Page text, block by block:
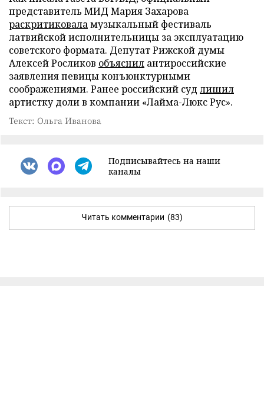
представитель МИД Мария Захарова
раскритиковаламузыкальный фестиваль
латвийской исполнительницы за эксплуатацию
советского формата. Депутат Рижской думы
Алексей Росликов объяснил антироссийские
заявления певицы конъюнктурными
соображениями. Ранее российский суд лишил
артистку доли в компании «Лайма-Люкс Рус».
Текст: Ольга Иванова
Подписывайтесь на наши
каналы
Читать комментарии (83)